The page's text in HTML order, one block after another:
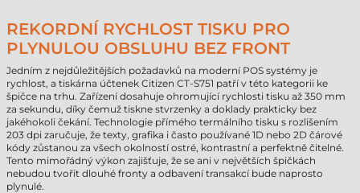
REKORDNÍ RYCHLOST TISKU PRO
PLYNULOU OBSLUHU BEZ FRONT
Jedním z nejdůležitějších požadavků na moderní POS systémy je
rychlost, a tiskárna účtenek Citizen CT-S751 patří v této kategorii ke
špičce na trhu. Zařízení dosahuje ohromující rychlosti tisku až 350 mm
za sekundu, díky čemuž tiskne stvrzenky a doklady prakticky bez
jakéhokoli čekání. Technologie přímého termálního tisku s rozlišením
203 dpi zaručuje, že texty, grafika i často používané 1D nebo 2D čárové
kódy zůstanou za všech okolností ostré, kontrastní a perfektně čitelné.
Tento mimořádný výkon zajišťuje, že se ani v největších špičkách
nebudou tvořit dlouhé fronty a odbavení transakcí bude naprosto
plynulé.